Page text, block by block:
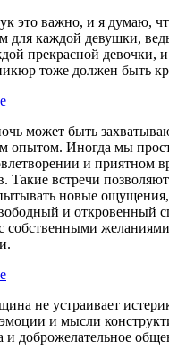
это важно, и я думаю,
для каждой девушки,
прекрасной девочки,
тоже должен быть
может быть
опытом. Иногда мы
и приятном
Такие встречи
новые ощущения,
и откровенный
собственными
не устраивает
и мысли
и доброжелательное